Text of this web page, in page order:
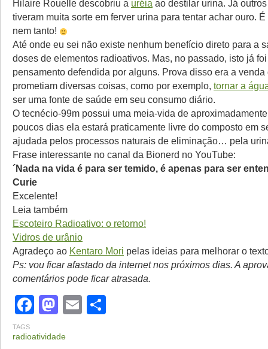
Hilaire Rouelle descobriu a uréia ao destilar urina. Já
tiveram muita sorte em ferver urina para tentar achar ouro.
nem tanto!
Até onde eu sei não existe nenhum benefício direto para a
doses de elementos radioativos. Mas, no passado, isto já
pensamento defendida por alguns. Prova disso era a
prometiam diversas coisas, como por exemplo, tornar a
ser uma fonte de saúde em seu consumo diário.
O tecnécio-99m possui uma meia-vida de
poucos dias ela estará praticamente livre do composto em
ajudada pelos processos naturais de eliminação… pela
Frase interessante no canal da Bionerd no YouTube:
´Nada na vida é para ser temido, é apenas para ser
Curie
Excelente!
Leia também
Escoteiro Radioativo: o retorno!
Vidros de urânio
Agradeço ao Kentaro Mori pelas ideias para melhorar o
Ps: vou ficar afastado da internet nos próximos dias. A
comentários pode ficar atrasada.
Facebook
Mastodon
Email
TAGS
radioatividade